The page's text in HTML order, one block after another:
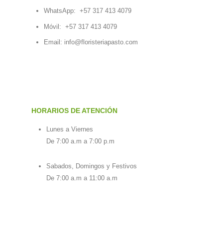
WhatsApp: +57 317 413 4079
Móvil: +57 317 413 4079
Email: info@floristeriapasto.com
HORARIOS DE ATENCIÓN
Lunes a Viernes
De 7:00 a.m a 7:00 p.m
Sabados, Domingos y Festivos
De 7:00 a.m a 11:00 a.m